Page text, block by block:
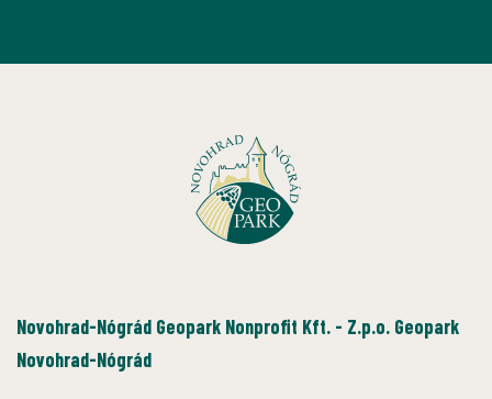
Novohrad-Nógrád Geopark Nonprofit Kft. - Z.p.o. Geopark
Novohrad-Nógrád